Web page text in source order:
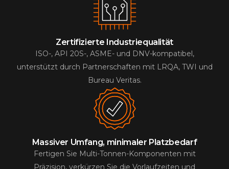
Zertifizierte Industriequalität
ISO-, API 20S-, ASME- und DNV-kompatibel,
unterstützt durch Partnerschaften mit LRQA, TWI und
Bureau Veritas.
Massiver Umfang, minimaler Platzbedarf
Fertigen Sie Multi-Tonnen-Komponenten mit